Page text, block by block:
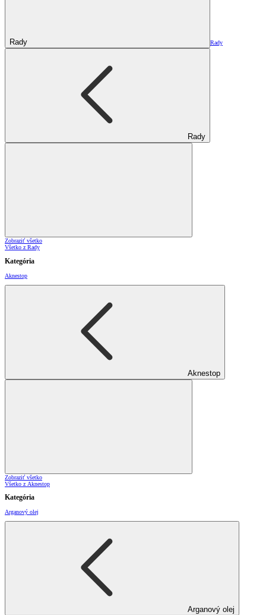
Rady Rady
Rady
Zobraziť všetko
Všetko z Rady
Kategória
Aknestop
Aknestop
Zobraziť všetko
Všetko z Aknestop
Kategória
Arganový olej
Arganový olej